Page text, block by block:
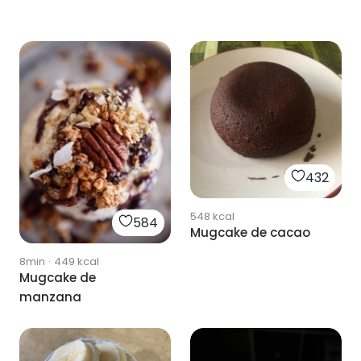
584
8min · 449 kcal
Mugcake de
manzana
432
548 kcal
Mugcake de cacao